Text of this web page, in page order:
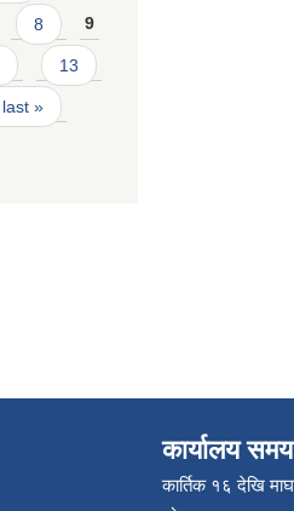
8 9
13
last »
कार्यालय समय
कार्तिक १६ देखि